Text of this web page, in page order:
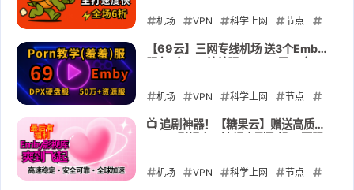
机场 动态代理IP raksmart 卡
帐号 充值 银河录像局 环球巴
2026-03-22
影视库
机场 VPN 科学上网 节点
订阅 防失联 翻墙 乌龟加速
【69云】三网专线机场 送3个Emby
史上最强 最专业的备用防失联机场!
机场 VPN 科学上网 节点
订阅 防失联 69yun 69yun69
2025-09-26
📺 追剧神器！【糖果云】赠送高质量
折机场 VPN 科学上网 节点